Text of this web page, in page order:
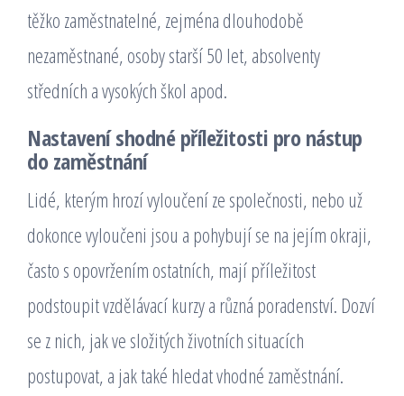
těžko zaměstnatelné, zejména dlouhodobě
nezaměstnané, osoby starší 50 let, absolventy
středních a vysokých škol apod.
Nastavení shodné příležitosti pro nástup
do zaměstnání
Lidé, kterým hrozí vyloučení ze společnosti, nebo už
dokonce vyloučeni jsou a pohybují se na jejím okraji,
často s opovržením ostatních, mají příležitost
podstoupit vzdělávací kurzy a různá poradenství. Dozví
se z nich, jak ve složitých životních situacích
postupovat, a jak také hledat vhodné zaměstnání.